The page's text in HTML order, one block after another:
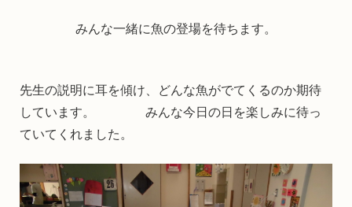
みんな一緒に魚の登場を待ちます。
先生の説明に耳を傾け、どんな魚がでてくるのか期待
しています。 みんな今日の日を楽しみに待っ
ていてくれました。